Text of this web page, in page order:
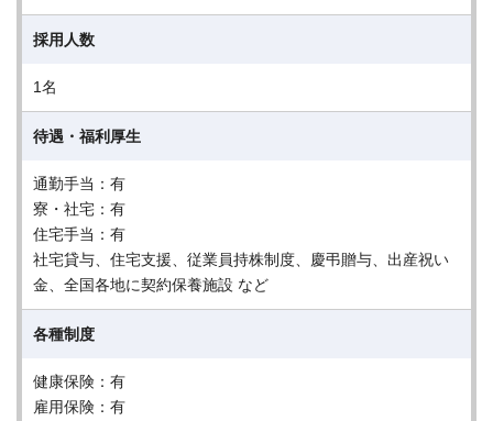
採用人数
1名
待遇・福利厚生
通勤手当：有
寮・社宅：有
住宅手当：有
社宅貸与、住宅支援、従業員持株制度、慶弔贈与、出産祝い
金、全国各地に契約保養施設 など
各種制度
健康保険：有
雇用保険：有